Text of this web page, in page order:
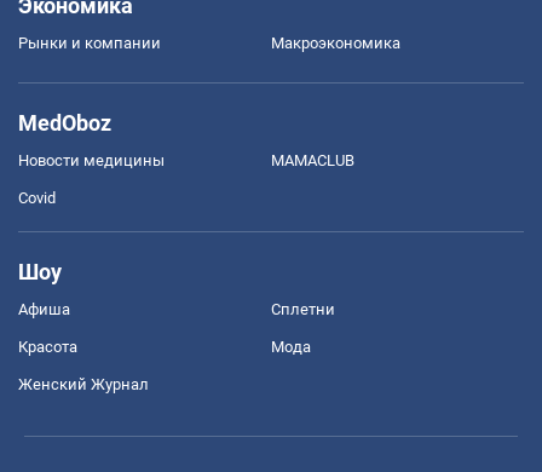
Рынки и компании Mакроэкономика
MedOboz
Новости медицины MAMACLUB
Covid
Шоу
Афиша Сплетни
Красота Мода
Женский Журнал